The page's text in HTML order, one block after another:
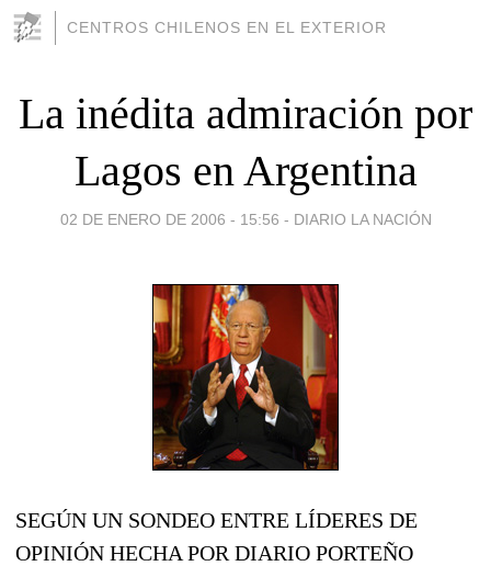
CENTROS CHILENOS EN EL EXTERIOR
La inédita admiración por
Lagos en Argentina
02 DE ENERO DE 2006 - 15:56 - DIARIO LA NACIÓN
SEGÚN UN SONDEO ENTRE LÍDERES DE
OPINIÓN HECHA POR DIARIO PORTEÑO